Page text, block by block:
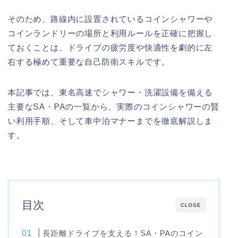
そのため、路線内に設置されているコインシャワーや
コインランドリーの場所と利用ルールを正確に把握し
ておくことは、ドライブの疲労度や快適性を劇的に左
右する極めて重要な自己防衛スキルです。
本記事では、東名高速でシャワー・洗濯設備を備える
主要なSA・PAの一覧から、実際のコインシャワーの賢
い利用手順、そして車中泊マナーまでを徹底解説しま
す。
CLOSE
目次
長距離ドライブを支える！SA・PAのコイン